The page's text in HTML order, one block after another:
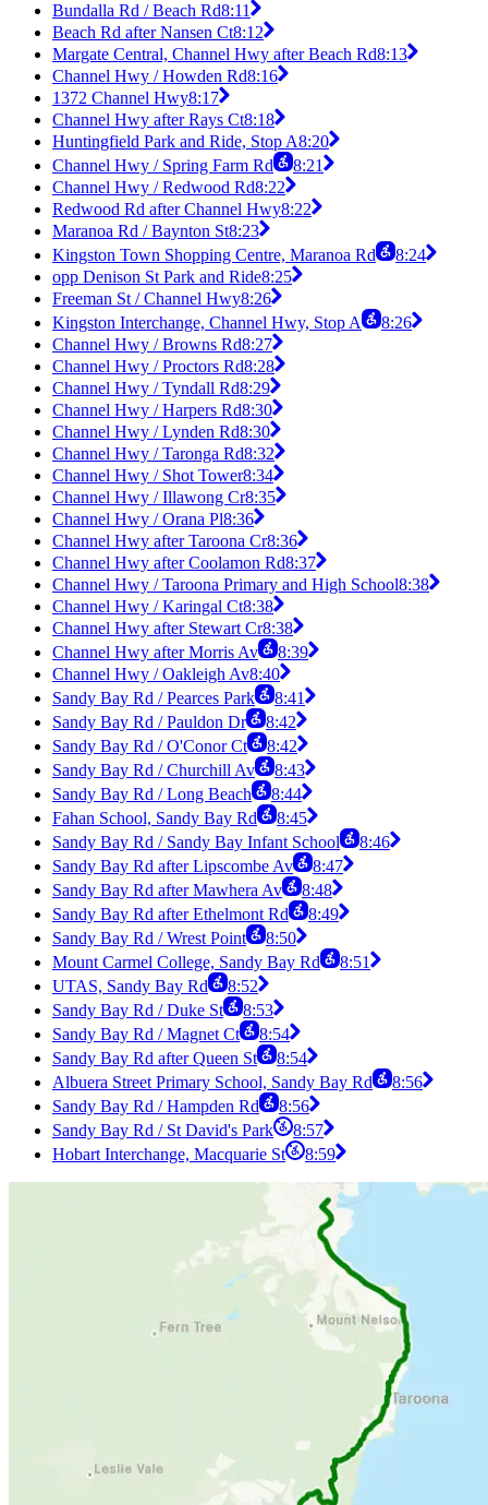
Bundalla Rd / Beach Rd8:11
Beach Rd after Nansen Ct8:12
Margate Central, Channel Hwy after Beach Rd8:13
Channel Hwy / Howden Rd8:16
1372 Channel Hwy8:17
Channel Hwy after Rays Ct8:18
Huntingfield Park and Ride, Stop A8:20
Channel Hwy / Spring Farm Rd
8:21
Channel Hwy / Redwood Rd8:22
Redwood Rd after Channel Hwy8:22
Maranoa Rd / Baynton St8:23
Kingston Town Shopping Centre, Maranoa Rd
8:24
opp Denison St Park and Ride8:25
Freeman St / Channel Hwy8:26
Kingston Interchange, Channel Hwy, Stop A
8:26
Channel Hwy / Browns Rd8:27
Channel Hwy / Proctors Rd8:28
Channel Hwy / Tyndall Rd8:29
Channel Hwy / Harpers Rd8:30
Channel Hwy / Lynden Rd8:30
Channel Hwy / Taronga Rd8:32
Channel Hwy / Shot Tower8:34
Channel Hwy / Illawong Cr8:35
Channel Hwy / Orana Pl8:36
Channel Hwy after Taroona Cr8:36
Channel Hwy after Coolamon Rd8:37
Channel Hwy / Taroona Primary and High School8:38
Channel Hwy / Karingal Ct8:38
Channel Hwy after Stewart Cr8:38
Channel Hwy after Morris Av
8:39
Channel Hwy / Oakleigh Av8:40
Sandy Bay Rd / Pearces Park
8:41
Sandy Bay Rd / Pauldon Dr
8:42
Sandy Bay Rd / O'Conor Ct
8:42
Sandy Bay Rd / Churchill Av
8:43
Sandy Bay Rd / Long Beach
8:44
Fahan School, Sandy Bay Rd
8:45
Sandy Bay Rd / Sandy Bay Infant School
8:46
Sandy Bay Rd after Lipscombe Av
8:47
Sandy Bay Rd after Mawhera Av
8:48
Sandy Bay Rd after Ethelmont Rd
8:49
Sandy Bay Rd / Wrest Point
8:50
Mount Carmel College, Sandy Bay Rd
8:51
UTAS, Sandy Bay Rd
8:52
Sandy Bay Rd / Duke St
8:53
Sandy Bay Rd / Magnet Ct
8:54
Sandy Bay Rd after Queen St
8:54
Albuera Street Primary School, Sandy Bay Rd
8:56
Sandy Bay Rd / Hampden Rd
8:56
Sandy Bay Rd / St David's Park
8:57
Hobart Interchange, Macquarie St
8:59